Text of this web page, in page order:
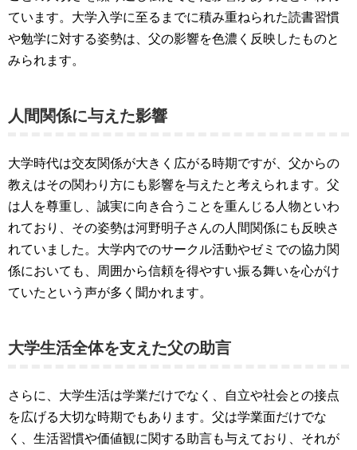
ています。大学入学に至るまでに積み重ねられた読書習慣
や勉学に対する姿勢は、父の影響を色濃く反映したものと
みられます。
人間関係に与えた影響
大学時代は交友関係が大きく広がる時期ですが、父からの
教えはその関わり方にも影響を与えたと考えられます。父
は人を尊重し、誠実に向き合うことを重んじる人物といわ
れており、その姿勢は河野明子さんの人間関係にも反映さ
れていました。大学内でのサークル活動やゼミでの協力関
係においても、周囲から信頼を得やすい振る舞いを心がけ
ていたという声が多く聞かれます。
大学生活全体を支えた父の助言
さらに、大学生活は学業だけでなく、自立や社会との接点
を広げる大切な時期でもあります。父は学業面だけでな
く、生活習慣や価値観に関する助言も与えており、それが